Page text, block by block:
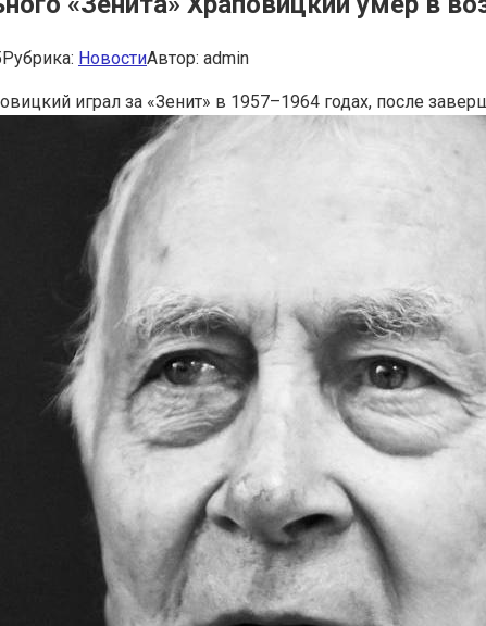
Рубрика: НовостиАвтор: admin
играл за «Зенит» в 1957–1964 годах, после